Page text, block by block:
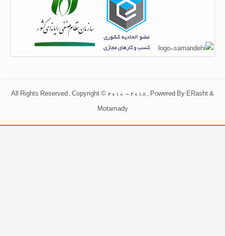
All Rights Reserved , Copyright © 2010 - 2018 , Powered By ERasht &
Motamady